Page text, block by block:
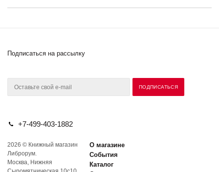
Подписаться на рассылку
+7-499-403-1882
2026 © Книжный магазин
Либрорум.
Москва, Нижняя
О магазине
События
Каталог